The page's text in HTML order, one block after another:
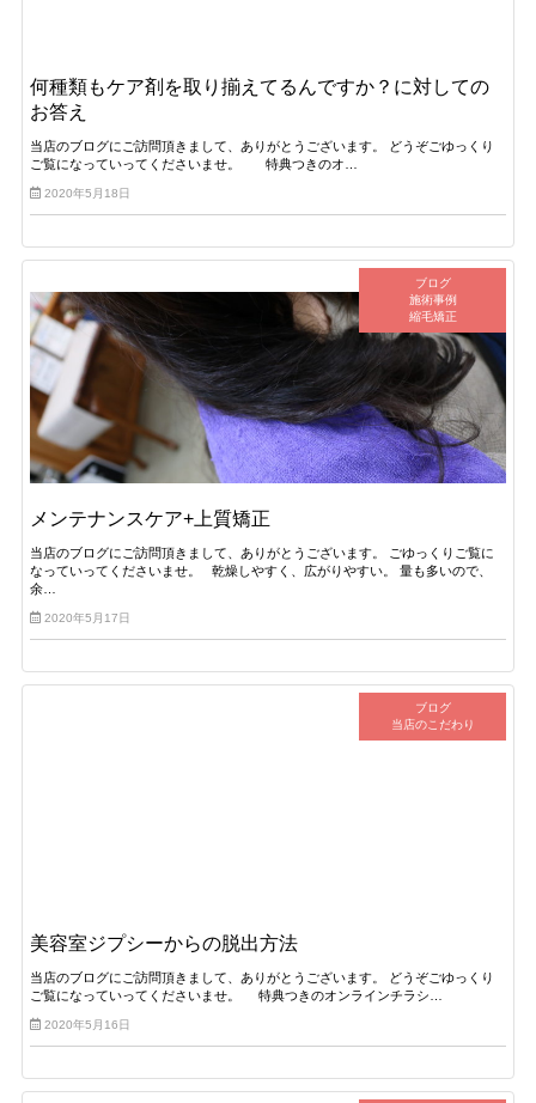
何種類もケア剤を取り揃えてるんですか？に対しての
お答え
当店のブログにご訪問頂きまして、ありがとうございます。 どうぞごゆっくり
ご覧になっていってくださいませ。 特典つきのオ…
2020年5月18日
ブログ
施術事例
縮毛矯正
メンテナンスケア+上質矯正
当店のブログにご訪問頂きまして、ありがとうございます。 ごゆっくりご覧に
なっていってくださいませ。 乾燥しやすく、広がりやすい。 量も多いので、
余…
2020年5月17日
ブログ
当店のこだわり
美容室ジプシーからの脱出方法
当店のブログにご訪問頂きまして、ありがとうございます。 どうぞごゆっくり
ご覧になっていってくださいませ。 特典つきのオンラインチラシ…
2020年5月16日